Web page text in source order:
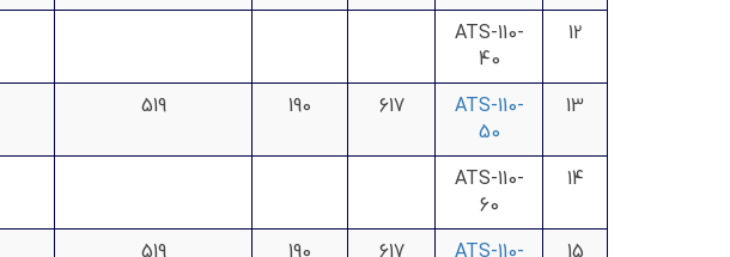
12
ATS-110-
40
13
ATS-110-
50
617
190
519
14
ATS-110-
60
15
ATS-110-
617
190
519